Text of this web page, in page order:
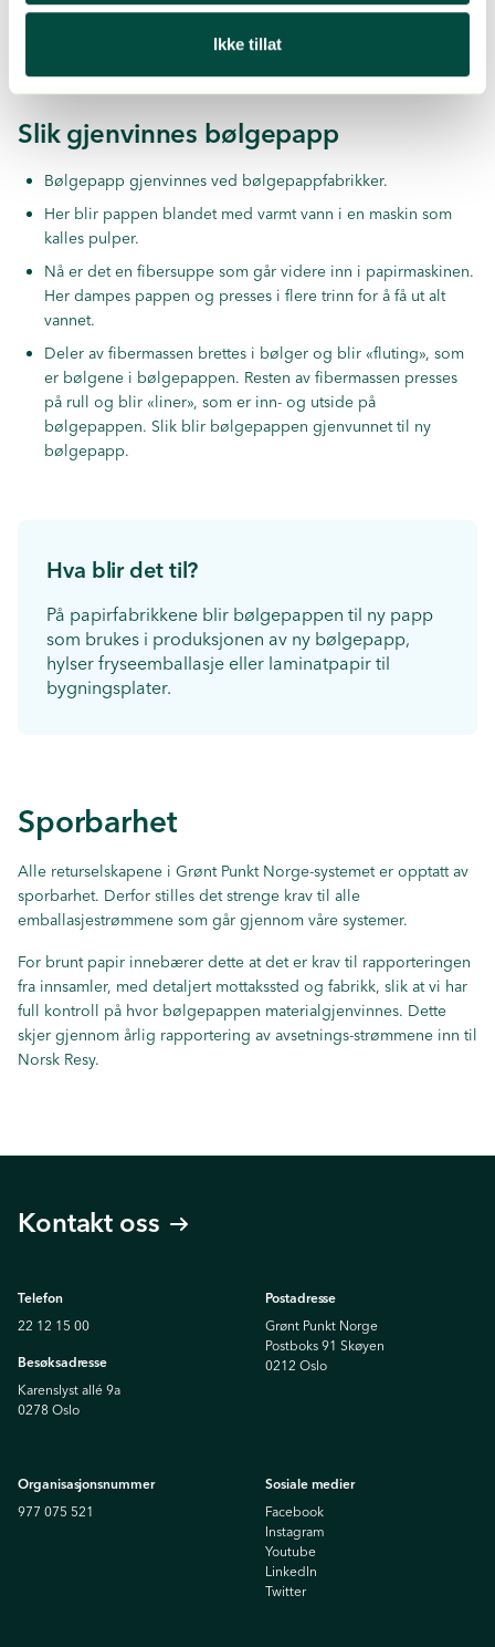
Ikke tillat
Brun returfiber er en verdifull og etterspurt råvare.
Slik gjenvinnes bølgepapp
Bølgepapp gjenvinnes ved bølgepappfabrikker.
Her blir pappen blandet med varmt vann i en maskin som
kalles pulper.
Nå er det en fibersuppe som går videre inn i papirmaskinen.
Her dampes pappen og presses i flere trinn for å få ut alt
vannet.
Deler av fibermassen brettes i bølger og blir «fluting», som
er bølgene i bølgepappen. Resten av fibermassen presses
på rull og blir «liner», som er inn- og utside på
bølgepappen. Slik blir bølgepappen gjenvunnet til ny
bølgepapp.
Hva blir det til?
På papirfabrikkene blir bølgepappen til ny papp
som brukes i produksjonen av ny bølgepapp,
hylser fryseemballasje eller laminatpapir til
bygningsplater.
Sporbarhet
Alle returselskapene i Grønt Punkt Norge-systemet er opptatt av
sporbarhet. Derfor stilles det strenge krav til alle
emballasjestrømmene som går gjennom våre systemer.
For brunt papir innebærer dette at det er krav til rapporteringen
fra innsamler, med detaljert mottakssted og fabrikk, slik at vi har
full kontroll på hvor bølgepappen materialgjenvinnes. Dette
skjer gjennom årlig rapportering av avsetnings-strømmene inn til
Norsk Resy.
Kontakt oss
Telefon
22 12 15 00
Besøksadresse
Karenslyst allé 9a
0278 Oslo
Postadresse
Grønt Punkt Norge
Postboks 91 Skøyen
0212 Oslo
Organisasjonsnummer
977 075 521
Sosiale medier
Facebook
Instagram
Youtube
Linkedln
Twitter